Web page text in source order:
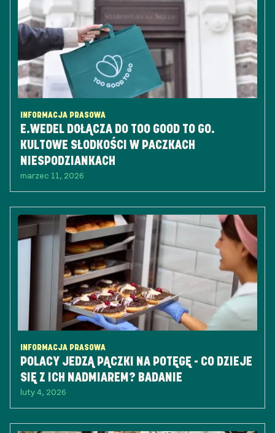
INFORMACJA PRASOWA
E.WEDEL DOŁĄCZA DO TOO GOOD TO GO.
KULTOWE SŁODKOŚCI W PACZKACH
NIESPODZIANKACH
marzec 11, 2026
INFORMACJA PRASOWA
POLACY JEDZĄ PĄCZKI NA POTĘGĘ - CO DZIEJE
SIĘ Z ICH NADMIAREM? BADANIE
luty 4, 2026